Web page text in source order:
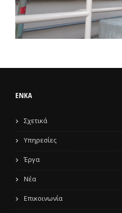
ENKA
Σχετικά
Υπηρεσίες
Έργα
Νέα
Επικοινωνία